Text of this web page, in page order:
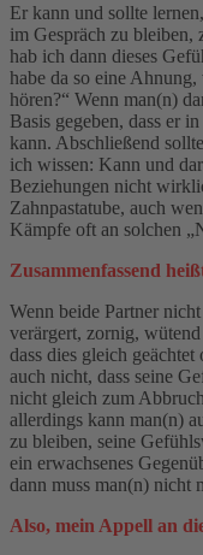
Er kann und sollte
im Gespräch zu bleiben,
hab ich dann dieses
habe da so eine
hören?“ Wenn man(n)
Basis gegeben, dass er
kann. Abschließend
ich wissen: Kann und
Beziehungen nicht
Zahnpastatube, auch
Kämpfe oft an solchen
Zusammenfassend
Wenn beide Partner
verärgert, zornig,
dass dies gleich
auch nicht, dass seine
nicht gleich zum
allerdings kann man(n)
zu bleiben, seine
ein erwachsenes
dann muss man(n) nicht
Also, mein Appell an